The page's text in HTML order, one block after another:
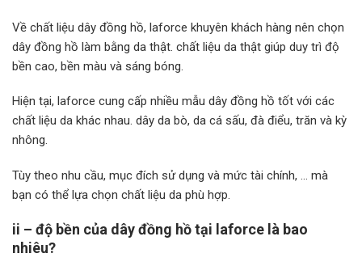
Về chất liệu dây đồng hồ, laforce khuyên khách hàng nên chọn
dây đồng hồ làm bằng da thật. chất liệu da thật giúp duy trì độ
bền cao, bền màu và sáng bóng.
Hiện tại, laforce cung cấp nhiều mẫu dây đồng hồ tốt với các
chất liệu da khác nhau. dây da bò, da cá sấu, đà điểu, trăn và kỳ
nhông.
Tùy theo nhu cầu, mục đích sử dụng và mức tài chính, … mà
bạn có thể lựa chọn chất liệu da phù hợp.
ii – độ bền của dây đồng hồ tại laforce là bao
nhiêu?